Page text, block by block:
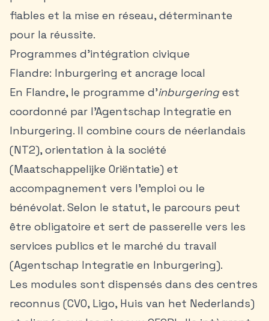
fiables et la mise en réseau, déterminante
pour la réussite.
Programmes d’intégration civique
Flandre: Inburgering et ancrage local
En Flandre, le programme d’inburgeringest
coordonné par l’Agentschap Integratie en
Inburgering. Il combine cours de néerlandais
(NT2), orientation à la société
(Maatschappelijke Oriëntatie) et
accompagnement vers l’emploi ou le
bénévolat. Selon le statut, le parcours peut
être obligatoire et sert de passerelle vers les
services publics et le marché du travail
(Agentschap Integratie en Inburgering).
Les modules sont dispensés dans des centres
reconnus (CVO, Ligo, Huis van het Nederlands)